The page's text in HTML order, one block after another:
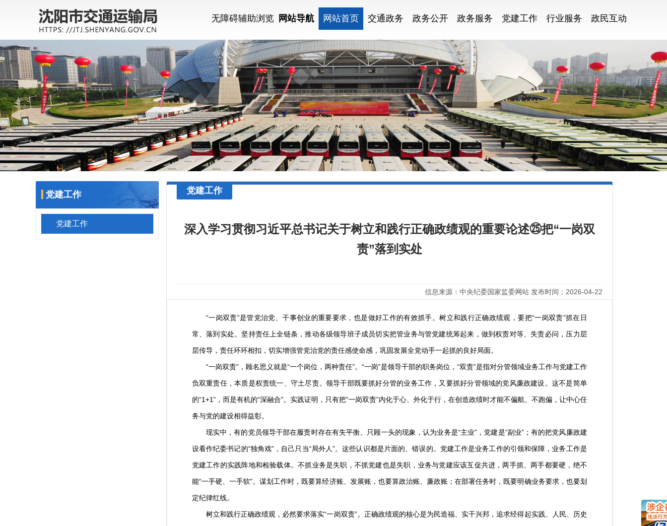
无障碍辅助浏览 网站导航 网站首页 交通政务 政务公开 政务服务 党建工作 行业服务 政民互动
党建工作
党建工作
党建工作
深入学习贯彻习近平总书记关于树立和践行正确政绩观的重要论述㉕把“一岗双
责”落到实处
信息来源：中央纪委国家监委网站 发布时间：2026-04-22
“一岗双责”是管党治党、干事创业的重要要求，也是做好工作的有效抓手。树立和践行正确政绩观，要把“一岗双责”抓在日
常、落到实处。坚持责任上全链条，推动各级领导班子成员切实把管业务与管党建统筹起来，做到权责对等、失责必问，压力层
层传导，责任环环相扣，切实增强管党治党的责任感使命感，巩固发展全党动手一起抓的良好局面。
“一岗双责”，顾名思义就是“一个岗位，两种责任”。“一岗”是领导干部的职务岗位，“双责”是指对分管领域业务工作与党建工作
负双重责任，本质是权责统一、守土尽责。领导干部既要抓好分管的业务工作，又要抓好分管领域的党风廉政建设。这不是简单
的“1+1”，而是有机的“深融合”。实践证明，只有把“一岗双责”内化于心、外化于行，在创造政绩时才能不偏航、不跑偏，让中心任
务与党的建设相得益彰。
现实中，有的党员领导干部在履责时存在有失平衡、只顾一头的现象，认为业务是“主业”，党建是“副业”；有的把党风廉政建
设看作纪委书记的“独角戏”，自己只当“局外人”。这些认识都是片面的、错误的。党建工作是业务工作的引领和保障，业务工作是
党建工作的实践阵地和检验载体。不抓业务是失职，不抓党建也是失职，业务与党建应该互促共进，两手抓、两手都要硬，绝不
能“一手硬、一手软”。谋划工作时，既要算经济账、发展账，也要算政治账、廉政账；在部署任务时，既要明确业务要求，也要划
定纪律红线。
树立和践行正确政绩观，必然要求落实“一岗双责”。正确政绩观的核心是为民造福、实干兴邦，追求经得起实践、人民、历史